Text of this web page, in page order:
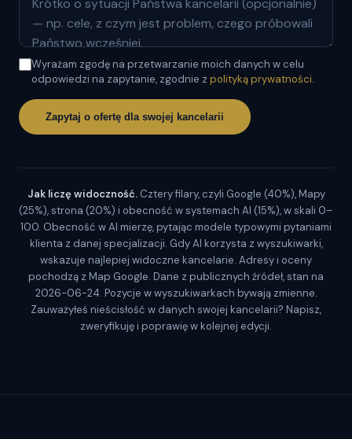
Wyrażam zgodę na przetwarzanie moich danych w celu
odpowiedzi na zapytanie, zgodnie z polityką prywatności.
Zapytaj o ofertę dla swojej kancelarii
Jak liczę widoczność.Cztery filary, czyli Google (40%), Mapy
(25%), strona (20%) i obecność w systemach AI (15%), w skali 0–
100. Obecność w AI mierzę, pytając modele typowymi pytaniami
klienta z danej specjalizacji. Gdy AI korzysta z wyszukiwarki,
wskazuje najlepiej widoczne kancelarie. Adresy i oceny
pochodzą z Map Google. Dane z publicznych źródeł, stan na
2026-06-24. Pozycje w wyszukiwarkach bywają zmienne.
Zauważyłeś nieścisłość w danych swojej kancelarii? Napisz,
zweryfikuję i poprawię w kolejnej edycji.